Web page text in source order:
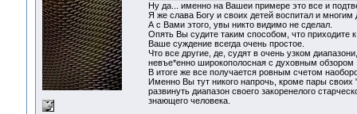
Ну да... именно на Вашеи примере это все и
Я же слава Богу и своих детей воспитал и
А с Вами этого, увы никто видимо не сделал.
Опять Вы судите таким способом, что
Ваше суждение всегда очень простое.
Что все другие, де, судят в очень узком
невъе*енно широкополосная с духовным
В итоге же все получается ровным счетом
Именно Вы тут никого напрочь, кроме пары
развинуть диапазон своего закоренелого
знающего человека.